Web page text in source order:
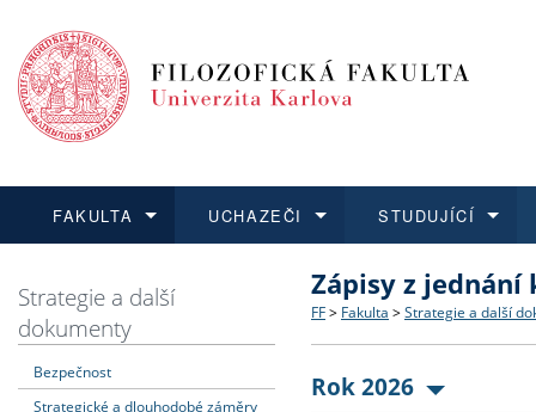
FAKULTA
Dozvědět se více
Struktura a historie
Strategie a další
UCHAZEČI
Podat přihlášku
Co studovat a jak se
Učitelské studijní
STUDUJÍCÍ
Dozvědět se více
Bakalářské a magisterské
Doktorské studium
Dozvědět se více
O vědě a výzkumu na FF
Akademické kvalifikace
Dozvědět se více
Aktuální nabídky a
Vyjíždějící studenti
Strategie a další
dokumenty
Bezpečnost
Strategické a dlouhodobé záměry
Zápisy z jednání
FF > Fakulta > Strategie a další
Rok 2026